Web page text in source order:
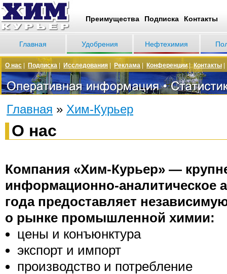
Преимущества Подписка Контакты
Главная Удобрения Нефтехимия
О нас Подписка Исследования Реклама Конференции|Контакты
Главная » Хим-Курьер
О нас
Компания «Хим-Курьер» —
информационно-аналитическое
года предоставляет
о рынке промышленной химии:
цены и конъюнктура
экспорт и импорт
производство и потребление